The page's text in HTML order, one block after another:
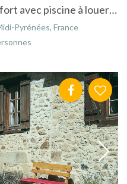
Gite de caractère grand confort avec piscine à louer à Sauveterre
Pyrénées, France